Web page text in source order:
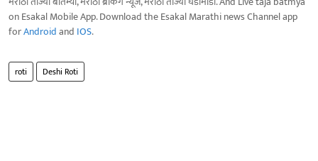
on Esakal Mobile App. Download the Esakal Marathi news Channel app
forAndroidand IOS.
roti Deshi Roti